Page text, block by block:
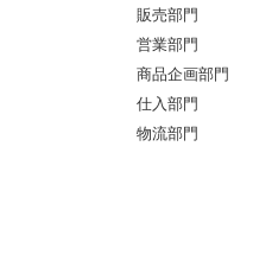
販売部門
営業部門
商品企画部門
仕入部門
物流部門